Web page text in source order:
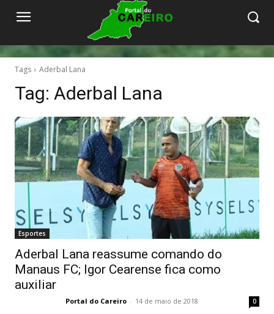
Tags Aderbal Lana
Tag: Aderbal Lana
Esportes
Aderbal Lana reassume comando do
Manaus FC; Igor Cearense fica como
auxiliar
Portal do Careiro - 14 de maio de 2018 0